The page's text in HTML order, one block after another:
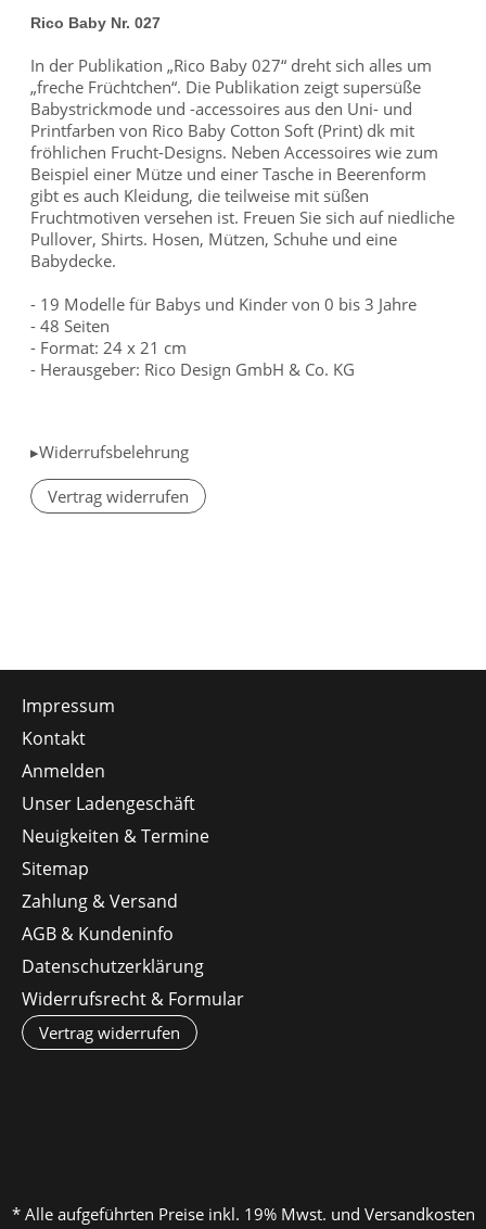
Rico Baby Nr. 027
In der Publikation „Rico Baby 027“ dreht sich alles um
„freche Früchtchen“. Die Publikation zeigt supersüße
Babystrickmode und -accessoires aus den Uni- und
Printfarben von Rico Baby Cotton Soft (Print) dk mit
fröhlichen Frucht-Designs. Neben Accessoires wie zum
Beispiel einer Mütze und einer Tasche in Beerenform
gibt es auch Kleidung, die teilweise mit süßen
Fruchtmotiven versehen ist. Freuen Sie sich auf niedliche
Pullover, Shirts. Hosen, Mützen, Schuhe und eine
Babydecke.
- 19 Modelle für Babys und Kinder von 0 bis 3 Jahre
- 48 Seiten
- Format: 24 x 21 cm
- Herausgeber: Rico Design GmbH & Co. KG
▸Widerrufsbelehrung
Vertrag widerrufen
Impressum
Kontakt
Anmelden
Unser Ladengeschäft
Neuigkeiten & Termine
Sitemap
Zahlung & Versand
AGB & Kundeninfo
Datenschutzerklärung
Widerrufsrecht & Formular
Vertrag widerrufen
* Alle aufgeführten Preise inkl. 19% Mwst. und Versandkosten